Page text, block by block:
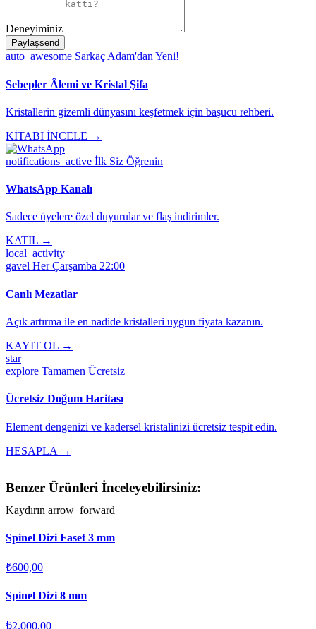
Deneyiminiz
Paylaşsend
auto_awesome Sarkaç Adam'dan Yeni!
Sebepler Âlemi ve Kristal Şifa
Kristallerin gizemli dünyasını keşfetmek için başucu rehberi.
KİTABI İNCELE →
notifications_active İlk Siz Öğrenin
WhatsApp Kanalı
Sadece üyelere özel duyurular ve flaş indirimler.
KATIL →
local_activity
gavel Her Çarşamba 22:00
Canlı Mezatlar
Açık artırma ile en nadide kristalleri uygun fiyata kazanın.
KAYIT OL →
star
explore Tamamen Ücretsiz
Ücretsiz Doğum Haritası
Element dengenizi ve kadersel kristalinizi ücretsiz tespit edin.
HESAPLA →
Benzer Ürünleri İnceleyebilirsiniz:
Kaydırın arrow_forward
Spinel Dizi Faset 3 mm
₺600,00
Spinel Dizi 8 mm
₺2.000,00